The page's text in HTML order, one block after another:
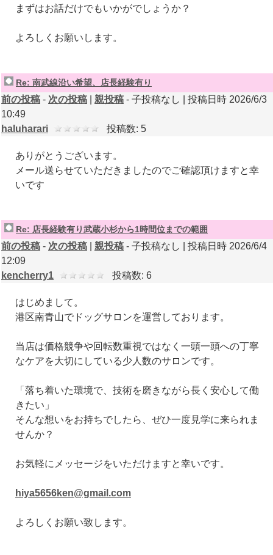
まずはお話だけでもいかがでしょうか？
よろしくお願いします。
Re: 南武線沿い希望、店長経験有り
前の投稿 - 次の投稿 親投稿 - 子投稿なし | 投稿日時 2026/6/3
10:49
haluharari
投稿数: 5
ありがとうございます。
メール送らせていただきましたのでご確認頂けますと幸
いです
Re: 店長経験有り武蔵小杉から1時間位までの範囲
前の投稿 - 次の投稿 親投稿 - 子投稿なし | 投稿日時 2026/6/4
12:09
kencherry1
投稿数: 6
はじめまして。
港区南青山でドッグサロンを運営しております。
当店は価格競争や回転数重視ではなく一頭一頭への丁寧
なケアを大切にしている少人数のサロンです。
「落ち着いた環境で、技術を磨きながら長く安心して働
きたい」
そんな想いをお持ちでしたら、ぜひ一度見学に来られま
せんか？
お気軽にメッセージをいただけますと幸いです。
hiya5656ken@gmail.com
よろしくお願い致します。